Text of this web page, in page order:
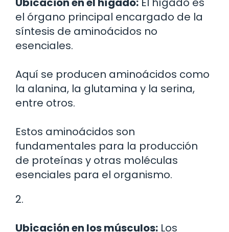
el órgano principal encargado de la
síntesis de aminoácidos no
esenciales.
Aquí se producen aminoácidos como
la alanina, la glutamina y la serina,
entre otros.
Estos aminoácidos son
fundamentales para la producción
de proteínas y otras moléculas
esenciales para el organismo.
2.
Ubicación en los músculos: Los